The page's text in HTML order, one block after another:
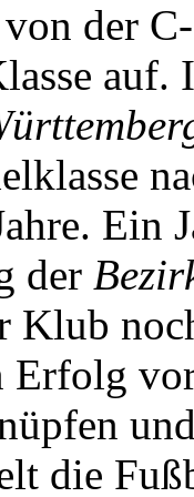
von der
auf.
Ein
der
Klub
Erfolg
die